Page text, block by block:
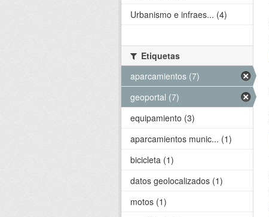
Urbanismo e infraes... (4)
Etiquetas
aparcamientos (7)
geoportal (7)
equipamiento (3)
aparcamientos munic... (1)
bicicleta (1)
datos geolocalizados (1)
motos (1)